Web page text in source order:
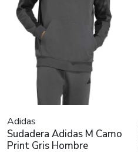
Adidas
Sudadera Adidas M Camo
Print Gris Hombre